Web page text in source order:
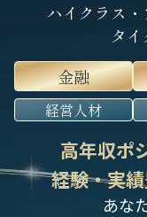
ハイクラス
タ
金融
経営人材
高年収ポ
経験・実
あな